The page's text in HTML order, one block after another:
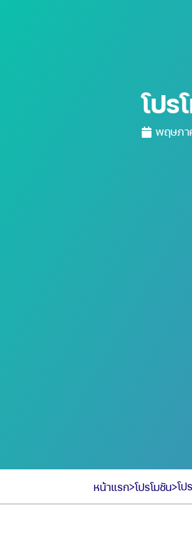
โปร
พฤษภา
หน้าแรก>โปรโมชัน>โป